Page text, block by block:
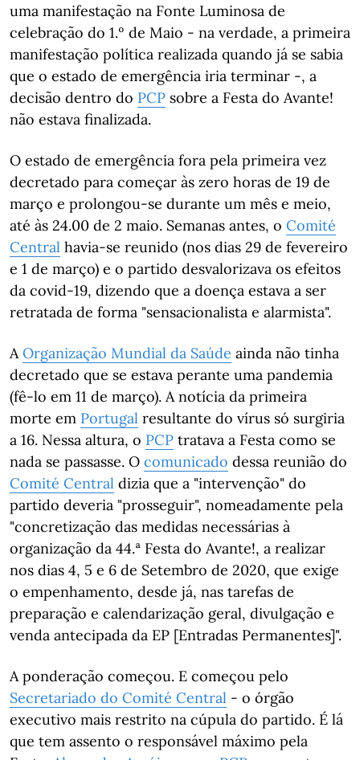
uma manifestação na Fonte Luminosa de
celebração do 1.º de Maio - na verdade, a primeira
manifestação política realizada quando já se sabia
que o estado de emergência iria terminar -, a
decisão dentro do PCP sobre a Festa do Avante!
não estava finalizada.
O estado de emergência fora pela primeira vez
decretado para começar às zero horas de 19 de
março e prolongou-se durante um mês e meio,
até às 24.00 de 2 maio. Semanas antes, o Comité
Central havia-se reunido (nos dias 29 de fevereiro
e 1 de março) e o partido desvalorizava os efeitos
da covid-19, dizendo que a doença estava a ser
retratada de forma "sensacionalista e alarmista".
AOrganização Mundial da Saúde ainda não tinha
decretado que se estava perante uma pandemia
(fê-lo em 11 de março). A notícia da primeira
morte em Portugal resultante do vírus só surgiria
a 16. Nessa altura, o PCP tratava a Festa como se
nada se passasse. O comunicado dessa reunião do
Comité Central dizia que a "intervenção" do
partido deveria "prosseguir", nomeadamente pela
"concretização das medidas necessárias à
organização da 44.ª Festa do Avante!, a realizar
nos dias 4, 5 e 6 de Setembro de 2020, que exige
o empenhamento, desde já, nas tarefas de
preparação e calendarização geral, divulgação e
venda antecipada da EP [Entradas Permanentes]".
A ponderação começou. E começou pelo
Secretariado do Comité Central - o órgão
executivo mais restrito na cúpula do partido. É lá
que tem assento o responsável máximo pela